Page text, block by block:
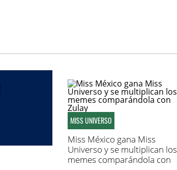
MISS UNIVERSO
Miss México gana Miss
Universo y se multiplican los
memes comparándola con